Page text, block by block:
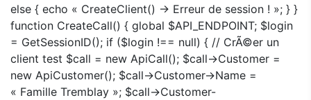
else { echo « CreateClient() -> Erreur de session ! »; } }
function CreateCall() { global $API_ENDPOINT; $login
= GetSessionID(); if ($login !== null) { // CrÃ©er un
client test $call = new ApiCall(); $call->Customer =
new ApiCustomer(); $call->Customer->Name =
« Famille Tremblay »; $call->Customer-